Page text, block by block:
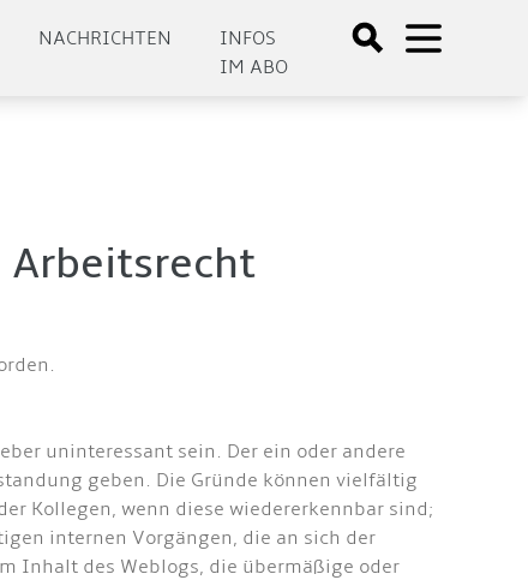
NACHRICHTEN
INFOS
IM ABO
Arbeitsrecht
uninteressant sein. Der ein oder andere
geben. Die Gründe können vielfältig
Kollegen, wenn diese wiedererkennbar sind;
internen Vorgängen, die an sich der
Inhalt des Weblogs, die übermäßige oder